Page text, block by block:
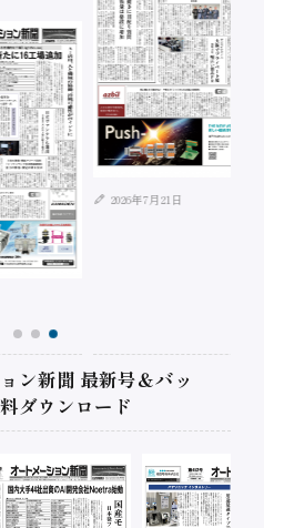
2026年7月21日
ン新聞 最新号＆バッ
ダウンロード